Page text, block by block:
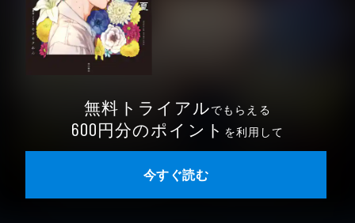
無料トライアルでもらえる
600円分のポイント を利用して
今すぐ読む